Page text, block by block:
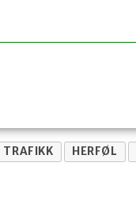
TRAFIKK HERFØL